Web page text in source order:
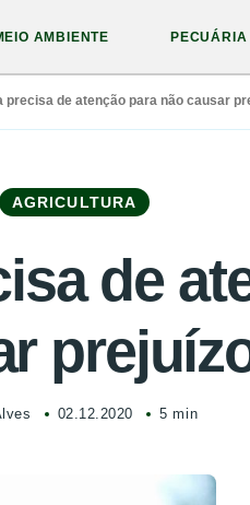
AMBIENTE PECUÁRIA
precisa de atenção para não causar
AGRICULTURA
de
02.12.2020 5 min